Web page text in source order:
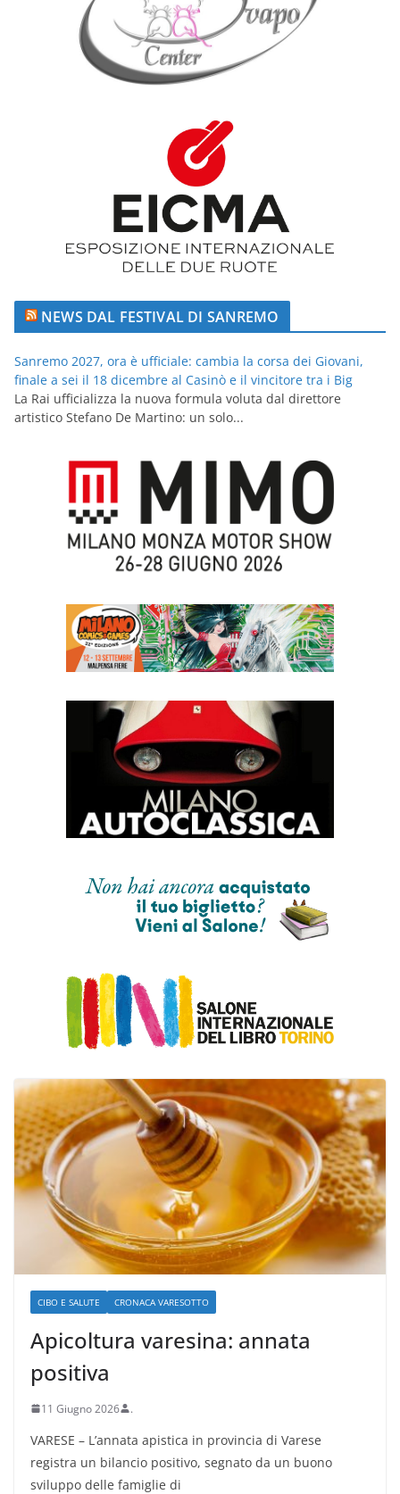
NEWS DAL FESTIVAL DI SANREMO
Sanremo 2027, ora è ufficiale: cambia la corsa dei Giovani,
finale a sei il 18 dicembre al Casinò e il vincitore tra i Big
La Rai ufficializza la nuova formula voluta dal direttore
artistico Stefano De Martino: un solo...
CIBO E SALUTE CRONACA VARESOTTO
Apicoltura varesina: annata
positiva
11 Giugno 2026 .
VARESE – L’annata apistica in provincia di Varese
registra un bilancio positivo, segnato da un buono
sviluppo delle famiglie di